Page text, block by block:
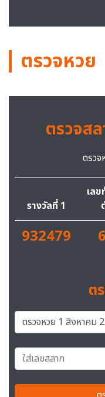
ตรวจหวย
ตรวจส
ตรว
รางวัลที่ 1
เล
932479
ต